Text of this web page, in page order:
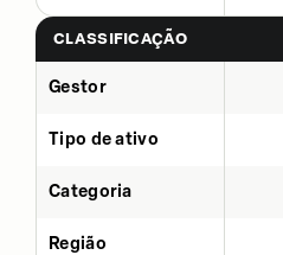
CLASSIFICAÇÃO
Gestor
Tipo de ativo
Categoria
Região